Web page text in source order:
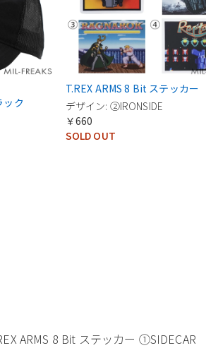
ック
T.REX ARMS 8 Bit ステッカー
デザイン: ②IRONSIDE
￥660
SOLD OUT
ARMS 8 Bit ステッカー ①SIDECAR